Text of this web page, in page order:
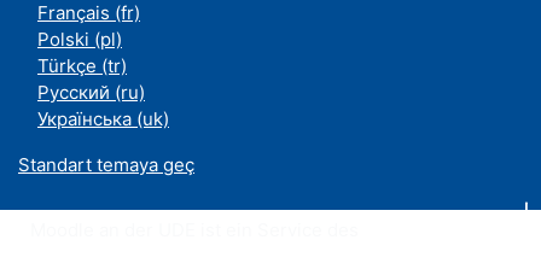
Français ‎(fr)‎
Polski ‎(pl)‎
Türkçe ‎(tr)‎
Русский ‎(ru)‎
Українська ‎(uk)‎
Standart temaya geç